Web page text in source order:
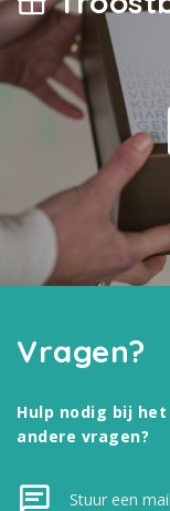
Vragen?
Hulp nodig bij
andere vragen?
Stuur een